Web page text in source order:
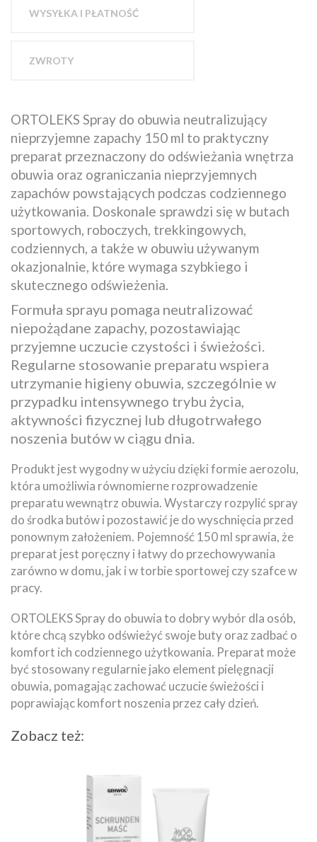
WYSYŁKA I PŁATNOŚĆ
ZWROTY
ORTOLEKS Spray do obuwia neutralizujący
nieprzyjemne zapachy 150 ml to praktyczny
preparat przeznaczony do odświeżania wnętrza
obuwia oraz ograniczania nieprzyjemnych
zapachów powstających podczas codziennego
użytkowania. Doskonale sprawdzi się w butach
sportowych, roboczych, trekkingowych,
codziennych, a także w obuwiu używanym
okazjonalnie, które wymaga szybkiego i
skutecznego odświeżenia.
Formuła sprayu pomaga neutralizować
niepożądane zapachy, pozostawiając
przyjemne uczucie czystości i świeżości.
Regularne stosowanie preparatu wspiera
utrzymanie higieny obuwia, szczególnie w
przypadku intensywnego trybu życia,
aktywności fizycznej lub długotrwałego
noszenia butów w ciągu dnia.
Produkt jest wygodny w użyciu dzięki formie aerozolu,
która umożliwia równomierne rozprowadzenie
preparatu wewnątrz obuwia. Wystarczy rozpylić spray
do środka butów i pozostawić je do wyschnięcia przed
ponownym założeniem. Pojemność 150 ml sprawia, że
preparat jest poręczny i łatwy do przechowywania
zarówno w domu, jak i w torbie sportowej czy szafce w
pracy.
ORTOLEKS Spray do obuwia to dobry wybór dla osób,
które chcą szybko odświeżyć swoje buty oraz zadbać o
komfort ich codziennego użytkowania. Preparat może
być stosowany regularnie jako element pielęgnacji
obuwia, pomagając zachować uczucie świeżości i
poprawiając komfort noszenia przez cały dzień.
Zobacz też: